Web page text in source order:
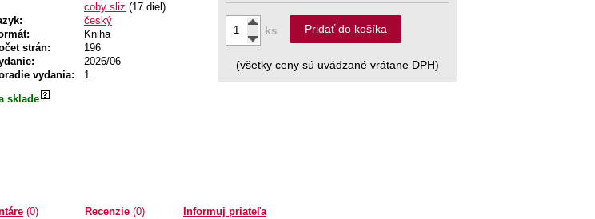
coby sliz (17.diel)
český
Kniha
strán:
196
2026/06
vydania:
1.
sklade
ks Pridať do košíka
(všetky ceny sú uvádzané vrátane DPH)
(0) Recenzie(0) Informuj priateľa